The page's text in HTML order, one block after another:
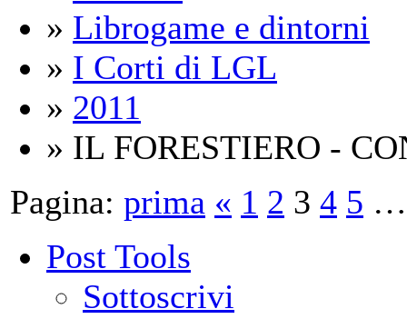
» Librogame e dintorni
» I Corti di LGL
» 2011
» IL FORESTIERO -
Pagina: prima « 1 2 3 4 5 …
Post Tools
Sottoscrivi